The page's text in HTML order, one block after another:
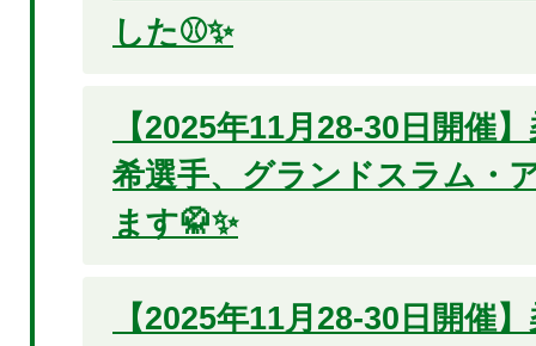
した⚾✨
【2025年11月28-30日開催
希選手、グランドスラム・
ます🥋✨
【2025年11月28-30日開催